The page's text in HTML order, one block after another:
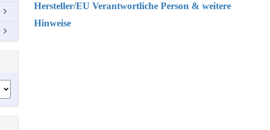
Hersteller/EU Verantwortliche Person & weitere
Hinweise